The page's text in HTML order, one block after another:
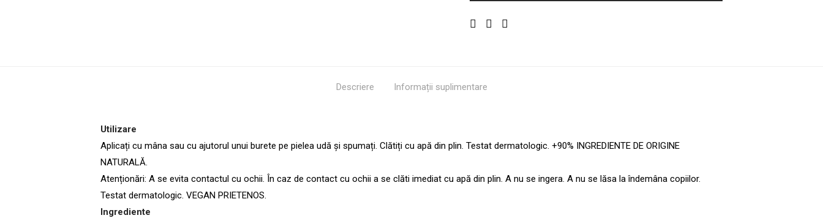
Descriere Informații suplimentare
Utilizare
Aplicați cu mâna sau cu ajutorul unui burete pe pielea udă și spumați. Clătiți cu apă din plin. Testat dermatologic. +90% INGREDIENTE DE ORIGINE
NATURALĂ.
Atenționări: A se evita contactul cu ochii. În caz de contact cu ochii a se clăti imediat cu apă din plin. A nu se ingera. A nu se lăsa la îndemâna copiilor.
Testat dermatologic. VEGAN PRIETENOS.
Ingrediente